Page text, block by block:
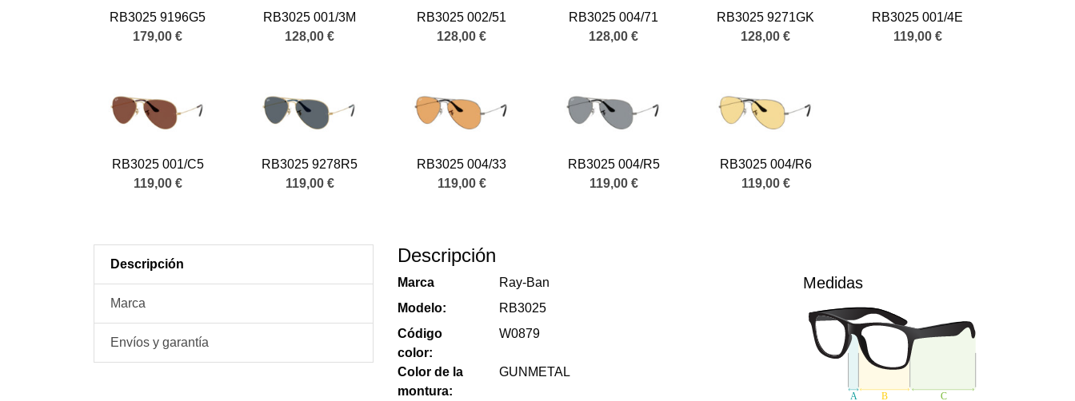
RB3025 9196G5
179,00 €
RB3025 001/3M
128,00 €
RB3025 002/51
128,00 €
RB3025 004/71
128,00 €
RB3025 9271GK
128,00 €
RB3025 001/4E
119,00 €
RB3025 001/C5
119,00 €
RB3025 9278R5
119,00 €
RB3025 004/33
119,00 €
RB3025 004/R5
119,00 €
RB3025 004/R6
119,00 €
Descripción
Marca
Envíos y garantía
Descripción
Marca
Ray-Ban
Modelo:
RB3025
Código
color:
W0879
Color de la
montura:
GUNMETAL
Medidas